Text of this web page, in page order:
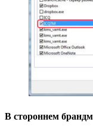
В стороннем